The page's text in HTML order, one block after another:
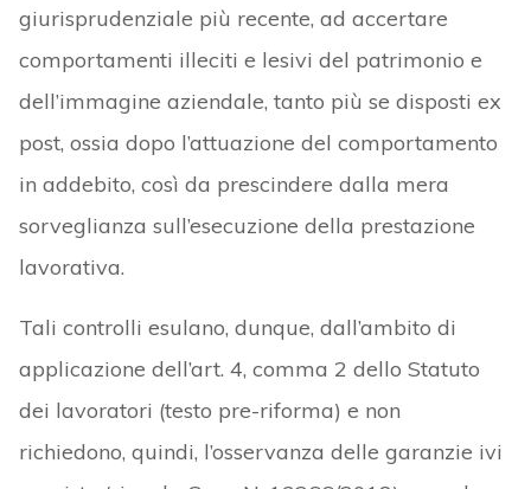
giurisprudenziale più recente, ad accertare
comportamenti illeciti e lesivi del patrimonio e
dell’immagine aziendale, tanto più se disposti ex
post, ossia dopo l’attuazione del comportamento
in addebito, così da prescindere dalla mera
sorveglianza sull’esecuzione della prestazione
lavorativa.
Tali controlli esulano, dunque, dall’ambito di
applicazione dell’art. 4, comma 2 dello Statuto
dei lavoratori (testo pre-riforma) e non
richiedono, quindi, l’osservanza delle garanzie ivi